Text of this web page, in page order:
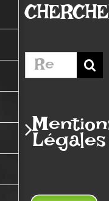
Rechercher:
Légales